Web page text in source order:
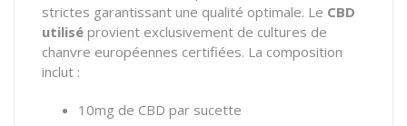
strictes garantissant une qualité optimale. Le CBD
utilisé provient exclusivement de cultures de
chanvre européennes certifiées. La composition
inclut :
10mg de CBD par sucette